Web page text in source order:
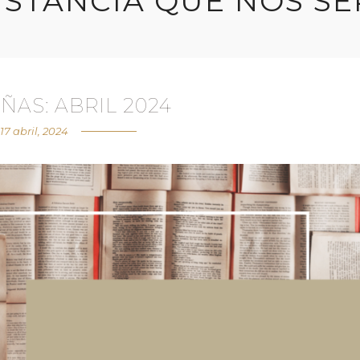
ABRIL 2024
17 abril, 2024